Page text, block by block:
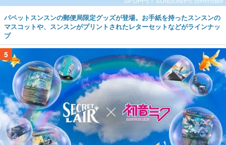
パペットスンスンの郵便局限定グッズが登場。お手紙を持ったスンスンの
マスコットや、スンスンがプリントされたレターセットなどがラインナッ
プ
5